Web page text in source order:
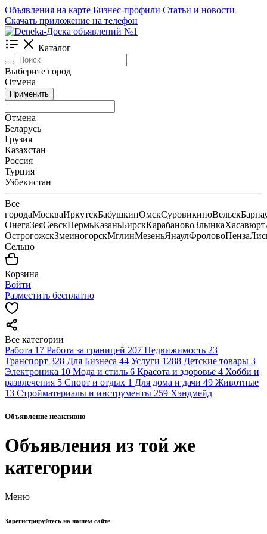
Объявления на карте Бизнес-профили Статьи и новости
Скачать приложение на телефон
Каталог
Выберите город
Отмена
Применить
Отмена
Беларусь
Грузия
Казахстан
Россия
Турция
Узбекистан
Все
городаМоскваИркутскБабушкинОмскСуровикиноВельск
ОнегаЗеяСевскПермьКазаньБирскКарабановоЗлынкаХасавюрт
ОстрогожскЗмеиногорскМглинМезеньЯнаулФроловоПенза
Сельцо
Корзина
Войти
Разместить бесплатно
Все категории
Работа 17 Работа за границей 207 Недвижимость 23
Транспорт 328 Для Бизнеса 44 Услуги 1288 Детские товары 3
Электроника 10 Мода и стиль 6 Красота и здоровье 4 Хобби и
развлечения 5 Спорт и отдых 1 Для дома и дачи 49 Животные
13 Стройматериалы и инструменты 259 Хэндмейд
Объявление неактивно
Объявления из той же
категории
Меню
Зарегистрируйтесь на нашем сайте